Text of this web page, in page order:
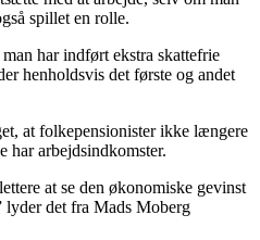
spillet en rolle.
har indført ekstra skattefrie
henholdsvis det første og andet
at folkepensionister ikke længere
har arbejdsindkomster.
at se den økonomiske gevinst
lyder det fra Mads Moberg